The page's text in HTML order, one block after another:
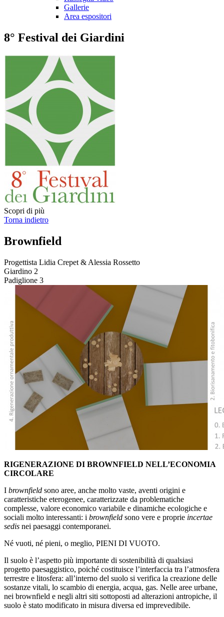
Gallerie
Area espositori
8° Festival dei Giardini
Scopri di più
Torna indietro
Brownfield
Progettista Lidia Crepet & Alessia Rossetto
Giardino 2
Padiglione 3
RIGENERAZIONE DI BROWNFIELD NELL’ECONOMIA
CIRCOLARE
I brownfield sono aree, anche molto vaste, aventi origini e
caratteristiche eterogenee, caratterizzate da problematiche
complesse, valore economico variabile e dinamiche ecologiche e
sociali molto interessanti: i brownfield sono vere e proprie incertae
sedis nei paesaggi contemporanei.
Né vuoti, né pieni, o meglio, PIENI DI VUOTO.
Il suolo è l’aspetto più importante di sostenibilità di qualsiasi
progetto paesaggistico, poiché costituisce l’interfaccia tra l’atmosfera
terrestre e litosfera: all’interno del suolo si verifica la creazione delle
sostanze vitali, lo scambio di energia, acqua, gas. Nelle aree urbane,
nei brownfield e negli altri siti sottoposti ad alterazioni antropiche, il
suolo è stato modificato in misura diversa ed imprevedibile.